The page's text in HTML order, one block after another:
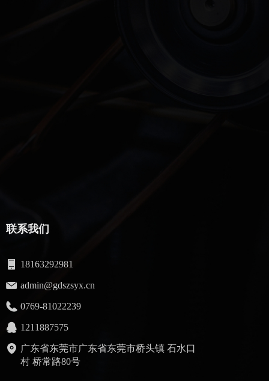
18163292981
admin@gdszsyx.cn
0769-81022239
1211887575
广东省东莞市广东省东莞市桥头镇 石水口
村 桥常路80号
联系我们